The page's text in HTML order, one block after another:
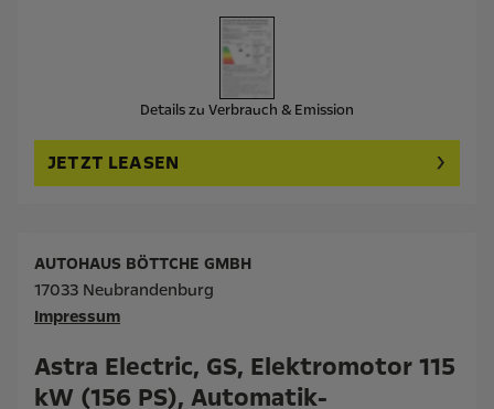
Details zu Verbrauch & Emission
JETZT LEASEN
Astra Electric, GS, Elektromotor 115
kW (156 PS), Automatik-
AUTOHAUS BÖTTCHE GMBH
17033 Neubrandenburg
Impressum